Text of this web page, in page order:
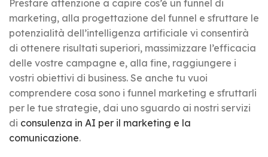
Prestare attenzione a capire cos’è un funnel di
marketing, alla progettazione del funnel e sfruttare le
potenzialità dell’intelligenza artificiale vi consentirà
di ottenere risultati superiori, massimizzare l’efficacia
delle vostre campagne e, alla fine, raggiungere i
vostri obiettivi di business. Se anche tu vuoi
comprendere cosa sono i funnel marketing e sfruttarli
per le tue strategie, dai uno sguardo ai nostri servizi
di consulenza in AI per il marketing e la
comunicazione.